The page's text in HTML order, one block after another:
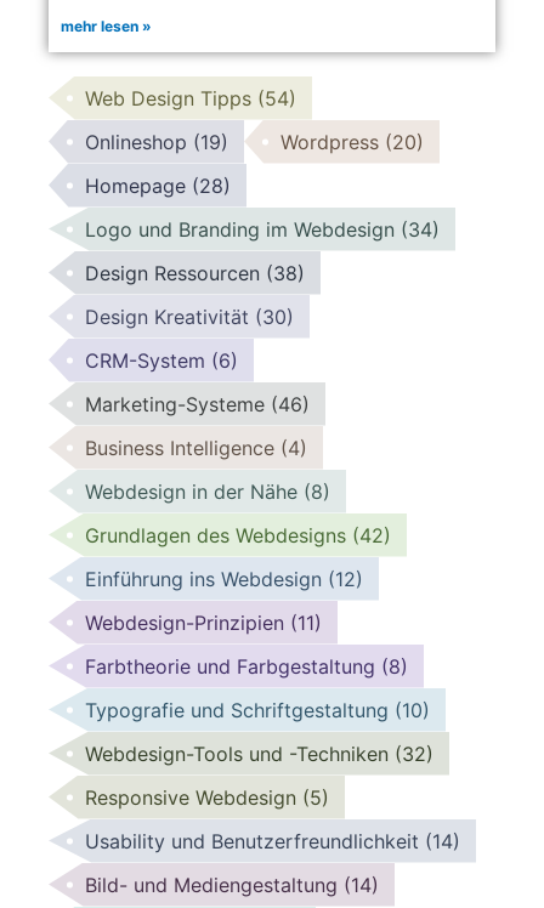
mehr lesen »
Web Design Tipps (54)
Onlineshop (19) Wordpress (20)
Homepage (28)
Logo und Branding im Webdesign (34)
Design Ressourcen (38)
Design Kreativität (30)
CRM-System (6)
Marketing-Systeme (46)
Business Intelligence (4)
Webdesign in der Nähe (8)
Grundlagen des Webdesigns (42)
Einführung ins Webdesign (12)
Webdesign-Prinzipien (11)
Farbtheorie und Farbgestaltung (8)
Typografie und Schriftgestaltung (10)
Webdesign-Tools und -Techniken (32)
Responsive Webdesign (5)
Usability und Benutzerfreundlichkeit (14)
Bild- und Mediengestaltung (14)